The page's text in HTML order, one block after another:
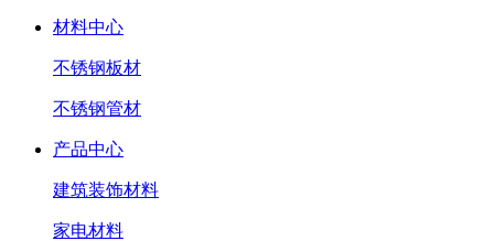
材料中心
不锈钢板材
不锈钢管材
产品中心
建筑装饰材料
家电材料